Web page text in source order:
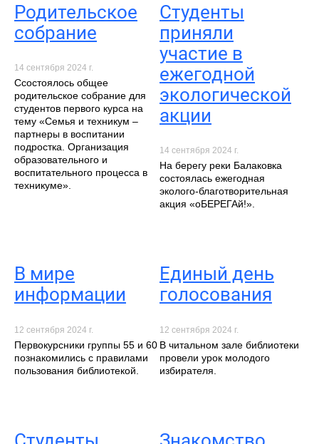
Родительское
собрание
14 сентября 2024 г.
Cсостоялось общее
родительское собрание для
студентов первого курса на
тему «Семья и техникум –
партнеры в воспитании
подростка. Организация
образовательного и
воспитательного процесса в
техникуме».
Студенты
приняли
участие в
ежегодной
экологической
акции
14 сентября 2024 г.
На берегу реки Балаковка
состоялась ежегодная
эколого-благотворительная
акция «оБЕРЕГАй!».
В мире
информации
12 сентября 2024 г.
Первокурсники группы 55 и 60
познакомились с правилами
пользования библиотекой.
Единый день
голосования
12 сентября 2024 г.
В читальном зале библиотеки
провели урок молодого
избирателя.